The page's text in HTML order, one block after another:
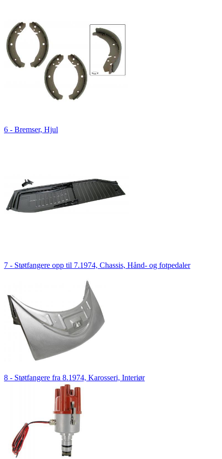
6 - Bremser, Hjul
7 - Støtfangere opp til 7.1974, Chassis, Hånd- og fotpedaler
8 - Støtfangere fra 8.1974, Karosseri, Interiør